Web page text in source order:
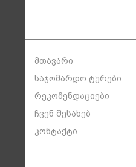
მთავარი
საჯომარდო ტურები
რეკომენდაციები
ჩვენ შესახებ
კონტაქტი